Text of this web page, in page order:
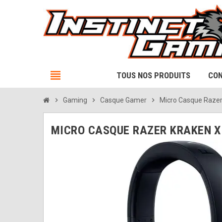
view_headline TOUS NOS PRODUITS
chevron_right Gaming chevron_right Casque Gamer chevron_right Micro Casque
MICRO CASQUE RAZER KRAKEN